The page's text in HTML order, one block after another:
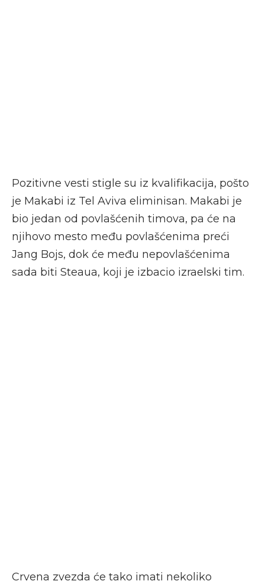
Pozitivne vesti stigle su iz kvalifikacija, pošto
je Makabi iz Tel Aviva eliminisan. Makabi je
bio jedan od povlašćenih timova, pa će na
njihovo mesto među povlašćenima preći
Jang Bojs, dok će među nepovlašćenima
sada biti Steaua, koji je izbacio izraelski tim.
Crvena zvezda će tako imati nekoliko